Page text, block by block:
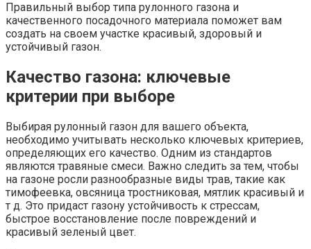
Правильный выбор типа рулонного газона и
качественного посадочного материала поможет вам
создать на своем участке красивый, здоровый и
устойчивый газон.
Качество газона: ключевые
критерии при выборе
Выбирая рулонный газон для вашего объекта,
необходимо учитывать несколько ключевых критериев,
определяющих его качество. Одним из стандартов
являются травяные смеси. Важно следить за тем, чтобы
на газоне росли разнообразные виды трав, такие как
тимофеевка, овсяница тростниковая, мятлик красивый и
т д. Это придаст газону устойчивость к стрессам,
быстрое восстановление после повреждений и
красивый зеленый цвет.